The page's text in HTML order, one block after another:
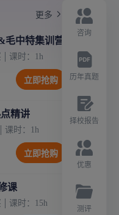
更多
毛中特集训营
课时： 1 h
立即抢购
精讲
课时： 1 h
立即抢购
课
课时： 15 h
咨询
历年真题
择校报告
优惠
测评